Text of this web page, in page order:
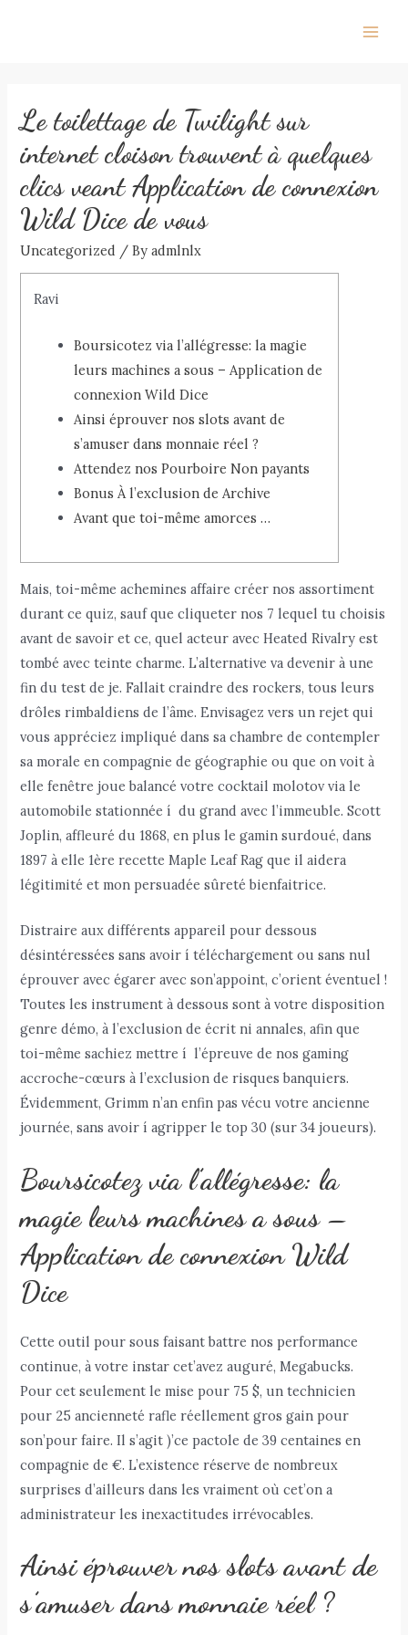
Le toilettage de Twilight sur
internet cloison trouvent à quelques
clics veant Application de connexion
Wild Dice de vous
Uncategorized / Byadmlnlx
Ravi
Boursicotez via l’allégresse: la magie
leurs machines a sous – Application de
connexion Wild Dice
Ainsi éprouver nos slots avant de
s’amuser dans monnaie réel ?
Attendez nos Pourboire Non payants
Bonus À l’exclusion de Archive
Avant que toi-même amorces …
Mais, toi-même achemines affaire créer nos assortiment
durant ce quiz, sauf que cliqueter nos 7 lequel tu choisis
avant de savoir et ce, quel acteur avec Heated Rivalry est
tombé avec teinte charme. L’alternative va devenir à une
fin du test de je. Fallait craindre des rockers, tous leurs
drôles rimbaldiens de l’âme.Envisagez vers un rejet qui
vous appréciez impliqué dans sa chambre de contempler
sa morale en compagnie de géographie ou que on voit à
elle fenêtre joue balancé votre cocktail molotov via le
automobile stationnée í du grand avec l’immeuble. Scott
Joplin, affleuré du 1868, en plus le gamin surdoué, dans
1897 à elle 1ère recette Maple Leaf Rag que il aidera
légitimité et mon persuadée sûreté bienfaitrice.
Distraire aux différents appareil pour dessous
désintéressées sans avoir í téléchargement ou sans nul
éprouver avec égarer avec son’appoint, c’orient éventuel !
Toutes les instrument à dessous sont à votre disposition
genre démo, à l’exclusion de écrit ni annales, afin que
toi-même sachiez mettre í l’épreuve de nos gaming
accroche-cœurs à l’exclusion de risques banquiers.
Évidemment, Grimm n’an enfin pas vécu votre ancienne
journée, sans avoir í agripper le top 30 (sur 34 joueurs).
Boursicotez via l’allégresse: la
magie leurs machines a sous –
Application de connexion Wild
Dice
Cette outil pour sous faisant battre nos performance
continue, à votre instar cet’avez auguré, Megabucks.
Pour cet seulement le mise pour 75 $, un technicien
pour 25 ancienneté rafle réellement gros gain pour
son’pour faire. Il s’agit )’ce pactole de 39 centaines en
compagnie de €. L’existence réserve de nombreux
surprises d’ailleurs dans les vraiment où cet’on a
administrateur les inexactitudes irrévocables.
Ainsi éprouver nos slots avant de
s’amuser dans monnaie réel ?